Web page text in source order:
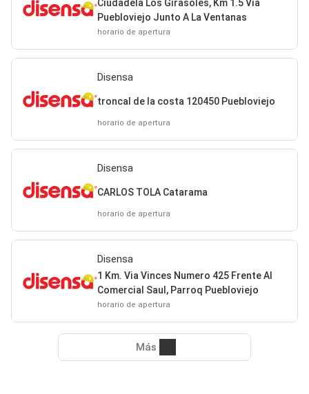
Ciudadela Los Girasoles, Km 1.5 Via
Puebloviejo Junto A La Ventanas
horario de apertura
Disensa
troncal de la costa 120450 Puebloviejo
horario de apertura
Disensa
CARLOS TOLA Catarama
horario de apertura
Disensa
1 Km. Via Vinces Numero 425 Frente Al
Comercial Saul, Parroq Puebloviejo
horario de apertura
Más